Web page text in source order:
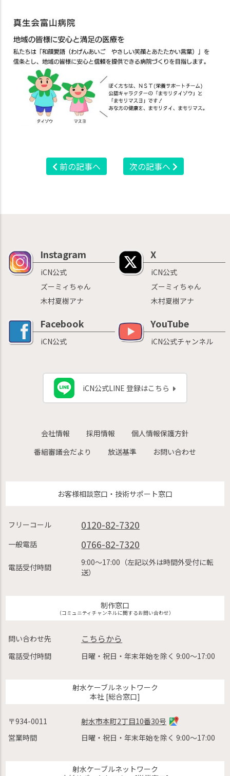
前の記事へ 次の記事へ
Instagram
iCN公式
ズーミィちゃん
木村夏樹アナ
X
iCN公式
ズーミィちゃん
木村夏樹アナ
Facebook
iCN公式
YouTube
iCN公式チャンネル
iCN公式LINE 登録はこちら
会社情報 採用情報
個人情報保護方針
番組審議会だより
放送基準 お問い合わせ
お客様相談窓口・技術サポート窓口
フリーコール 0120-82-7320
一般電話 0766-82-7320
電話受付時間
9:00〜17:00（左記以外は時間外受付に転
送）
制作窓口
（コミュニティチャンネルに関するお問い合わせ）
問い合わせ先 こちらから
電話受付時間 日曜・祝日・年末年始を除く 9:00〜17:00
射水ケーブルネットワーク
本社 [総合窓口]
〒934-0011
射水市本町2丁目10番30号
営業時間
日曜・祝日・年末年始を除く 9:00〜17:00
射水ケーブルネットワーク